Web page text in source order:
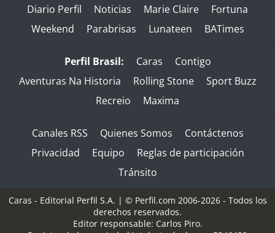
Diario Perfil Noticias Marie Claire
Fortuna
Weekend
Parabrisas Lunateen BATimes
Perfil Brasil: Caras
Contigo
Aventuras Na Historia
Rolling Stone
Sport Buzz
Recreio
Maxima
Canales RSS Quienes Somos
Contáctenos
Privacidad
Equipo
Reglas de participación
Tránsito
Caras - Editorial Perfil S.A. | © Perfil.com 2006-2026 - Todos los
derechos reservados.
Editor responsable: Carlos Piro.